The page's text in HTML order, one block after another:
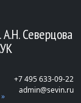
А.Н. Северцова
+7 495 633-09-22
admin@sevin.ru